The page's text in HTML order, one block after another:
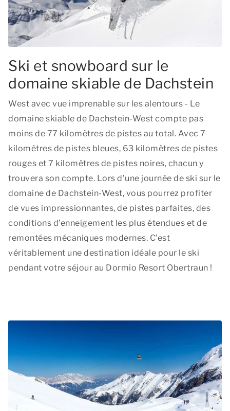
Ski et snowboard sur le
domaine skiable de Dachstein
West avec vue imprenable sur les alentours - Le
domaine skiable de Dachstein-West compte pas
moins de 77 kilomètres de pistes au total. Avec 7
kilomètres de pistes bleues, 63 kilomètres de pistes
rouges et 7 kilomètres de pistes noires, chacun y
trouvera son compte. Lors d’une journée de ski sur le
domaine de Dachstein-West, vous pourrez profiter
de vues impressionnantes, de pistes parfaites, des
conditions d’enneigement les plus étendues et de
remontées mécaniques modernes. C’est
véritablement une destination idéale pour le ski
pendant votre séjour au Dormio Resort Obertraun !